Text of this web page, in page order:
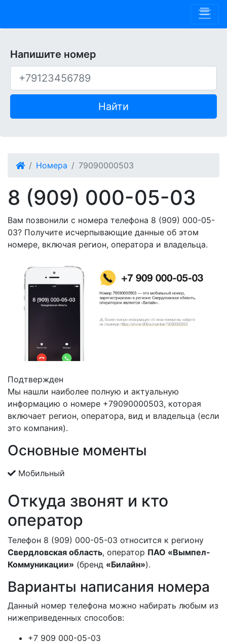
Напишите номер
Найти
Номера 79090000503
8 (909) 000-05-03
Вам позвонили с номера телефона 8 (909) 000-05-
03? Получите исчерпывающие данные об этом
номере, включая регион, оператора и владельца.
Подтвержден
Мы нашли наиболее полную и актуальную
информацию о номере +79090000503, которая
включает регион, оператора, вид и владельца (если
это компания).
Основные моменты
Мобильный
Откуда звонят и кто
оператор
Телефон 8 (909) 000-05-03 относится к региону
Свердловская область, оператор ПАО «Вымпел-
Коммуникации» (бренд «Билайн»).
Варианты написания номера
Данный номер телефона можно набирать любым из
нижеприведенных способов:
+7 909 000-05-03